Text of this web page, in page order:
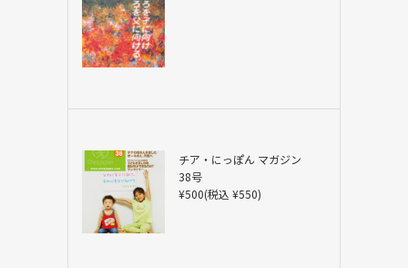
チア・にっぽん マガジン
38号
¥500(税込 ¥550)